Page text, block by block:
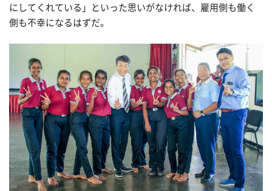
にしてくれている」といった思いがなければ、雇用側も働く
側も不幸になるはずだ。